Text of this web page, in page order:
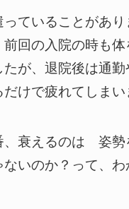
っていることがあ
回の入院の時も体
たが、退院後は通
けで疲れてしまい
、衰えるのは 姿勢
いのか？って、わ